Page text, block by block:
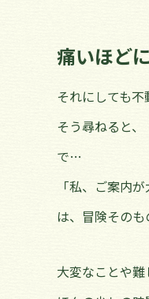
痛いほど
それにしても
そう尋ねると
で…
「私、ご案内
は、冒険その
大変なことや